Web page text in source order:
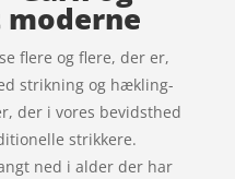
flere og flere, der er,
strikning og hækling-
der i vores bevidsthed
strikkere.
ned i alder der har